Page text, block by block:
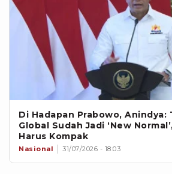
Di Hadapan Prabowo, Anindya:
Global Sudah Jadi ‘New
Harus Kompak
Nasional 31/07/2026 - 18:03